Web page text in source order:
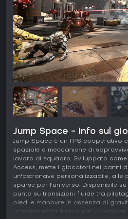
Jump Space - info sul
Jump Space è un FPS cooperativo
spaziale e meccaniche di
lavoro di squadra. Sviluppato
Access, mette i giocatori nei panni
un'astronave personalizzabile, alle
sparse per l'universo. Disponibile
punta su transizioni fluide tra
piedi e manovre in assenza di
un'esperienza fresca per